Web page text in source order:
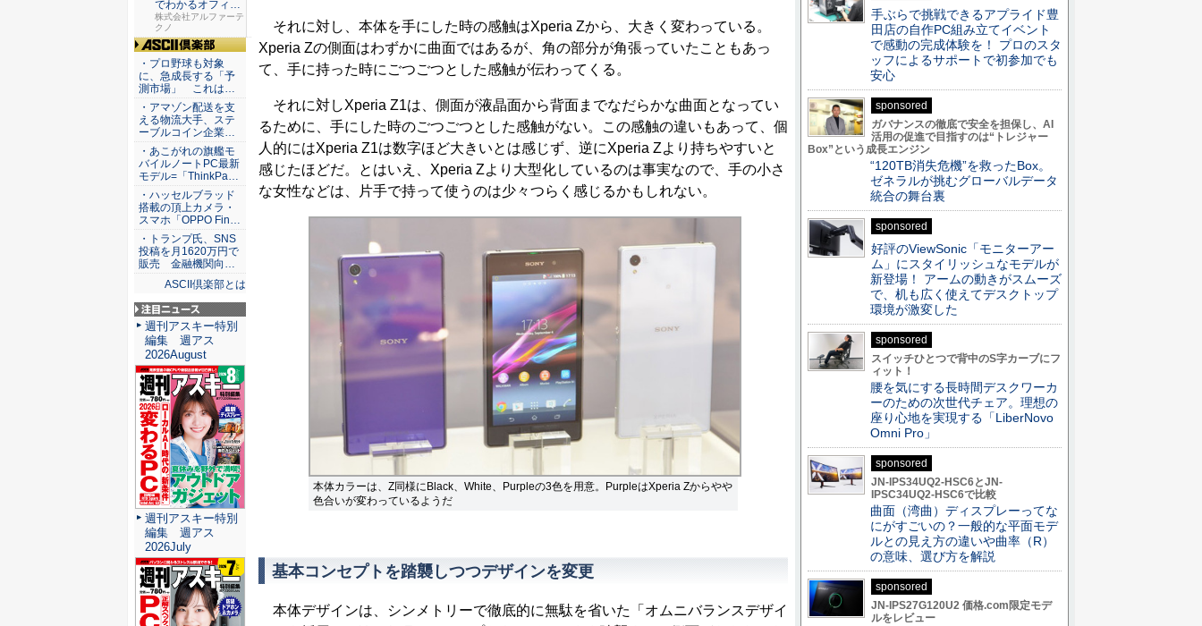
それに対し、本体を手にした時の感触はXperia Zから、大きく変わっている。
Xperia Zの側面はわずかに曲面ではあるが、角の部分が角張っていたこともあっ
て、手に持った時にごつごつとした感触が伝わってくる。
それに対しXperia Z1は、側面が液晶面から背面までなだらかな曲面となってい
るために、手にした時のごつごつとした感触がない。この感触の違いもあって、個
人的にはXperia Z1は数字ほど大きいとは感じず、逆にXperia Zより持ちやすいと
感じたほどだ。とはいえ、Xperia Zより大型化しているのは事実なので、手の小さ
な女性などは、片手で持って使うのは少々つらく感じるかもしれない。
本体カラーは、Z同様にBlack、White、Purpleの3色を用意。PurpleはXperia Zからやや
色合いが変わっているようだ
基本コンセプトを踏襲しつつデザインを変更
本体デザインは、シンメトリーで徹底的に無駄を省いた「オムニバランスデザイ
でわかるオフィス
セキュリ...
株式会社アルファーテ
クノ
ASCII倶楽部
・プロ野球も対象
に、急成長する「予
測市場」 これは…
・アマゾン配送を支
える物流大手、ステ
ーブルコイン企業…
・あこがれの旗艦モ
バイルノートPC最新
モデル=「ThinkPa…
・ハッセルブラッド
搭載の頂上カメラ・
スマホ「OPPO Fin…
・トランプ氏、SNS
投稿を月1620万円で
販売 金融機関向…
ASCII倶楽部とは
注目ニュース
週刊アスキー特別
編集 週アス
2026August
週刊アスキー特別
編集 週アス
2026July
手ぶらで挑戦できるアプライド豊
田店の自作PC組み立てイベント
で感動の完成体験を！ プロのスタ
ッフによるサポートで初参加でも
安心
sponsored
ガバナンスの徹底で安全を担保し、AI
活用の促進で目指すのは“トレジャー
Box”という成長エンジン
“120TB消失危機”を救ったBox。
ゼネラルが挑むグローバルデータ
統合の舞台裏
sponsored
好評のViewSonic「モニターアー
ム」にスタイリッシュなモデルが
新登場！ アームの動きがスムーズ
で、机も広く使えてデスクトップ
環境が激変した
sponsored
スイッチひとつで背中のS字カーブにフ
ィット！
腰を気にする長時間デスクワーカ
ーのための次世代チェア。理想の
座り心地を実現する「LiberNovo
Omni Pro」
sponsored
JN-IPS34UQ2-HSC6とJN-
IPSC34UQ2-HSC6で比較
曲面（湾曲）ディスプレーってな
にがすごいの？一般的な平面モデ
ルとの見え方の違いや曲率（R）
の意味、選び方を解説
sponsored
JN-IPS27G120U2 価格.com限定モデ
ルをレビュー